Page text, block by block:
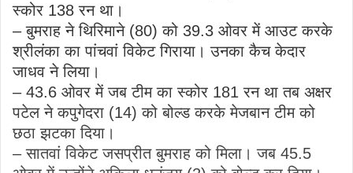
स्कोर 138 रन था।
– बुमराह ने थिरिमाने (80) को 39.3 ओवर में आउट करके
श्रीलंका का पांचवां विकेट गिराया। उनका कैच केदार
जाधव ने लिया।
– 43.6 ओवर में जब टीम का स्कोर 181 रन था तब अक्षर
पटेल ने कपुगेदरा (14) को बोल्ड करके मेजबान टीम को
छठा झटका दिया।
– सातवां विकेट जसप्रीत बुमराह को मिला। जब 45.5